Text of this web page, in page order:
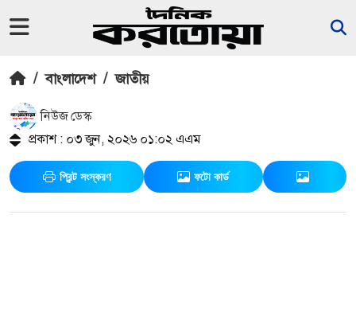
/ বাংলাদেশ / জাতীয়
নিউজ ডেস্ক
প্রকাশ : ০৩ জুন, ২০২৬ ০১:০২ এএম
প্রিন্ট সংস্করণ ফটো কার্ড